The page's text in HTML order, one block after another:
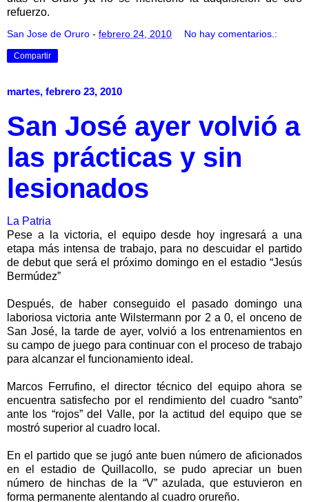
refuerzo.
San Jose de Oruro - febrero 24, 2010 No hay comentarios.:
Compartir
martes, febrero 23, 2010
San José ayer volvió a
las prácticas y sin
lesionados
La Patria
Pese a la victoria, el equipo desde hoy ingresará a una
etapa más intensa de trabajo, para no descuidar el partido
de debut que será el próximo domingo en el estadio “Jesús
Bermúdez”
Después, de haber conseguido el pasado domingo una
laboriosa victoria ante Wilstermann por 2 a 0, el onceno de
San José, la tarde de ayer, volvió a los entrenamientos en
su campo de juego para continuar con el proceso de trabajo
para alcanzar el funcionamiento ideal.
Marcos Ferrufino, el director técnico del equipo ahora se
encuentra satisfecho por el rendimiento del cuadro “santo”
ante los “rojos” del Valle, por la actitud del equipo que se
mostró superior al cuadro local.
En el partido que se jugó ante buen número de aficionados
en el estadio de Quillacollo, se pudo apreciar un buen
número de hinchas de la “V” azulada, que estuvieron en
forma permanente alentando al cuadro orureño.